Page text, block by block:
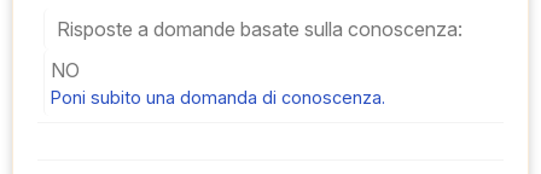
Risposte a domande basate sulla conoscenza:
NO
Poni subito una domanda di conoscenza.